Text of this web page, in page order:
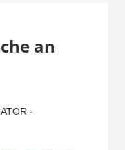
an
-